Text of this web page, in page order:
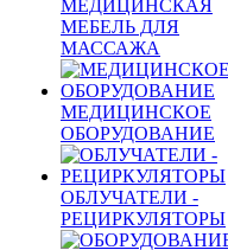
МЕДИЦИНСКАЯ
МЕБЕЛЬ ДЛЯ
МАССАЖА
МЕДИЦИНСКОЕ
ОБОРУДОВАНИЕ
ОБЛУЧАТЕЛИ -
РЕЦИРКУЛЯТОРЫ